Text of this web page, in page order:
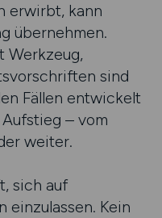
erwirbt, kann
übernehmen.
Werkzeug,
sind
Fällen entwickelt
– vom
weiter.
sich auf
einzulassen. Kein